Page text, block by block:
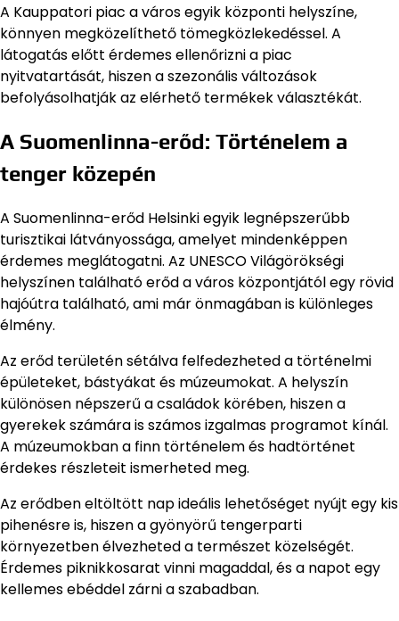
A Kauppatori piac a város egyik központi helyszíne,
könnyen megközelíthető tömegközlekedéssel. A
látogatás előtt érdemes ellenőrizni a piac
nyitvatartását, hiszen a szezonális változások
befolyásolhatják az elérhető termékek választékát.
A Suomenlinna-erőd: Történelem a
tenger közepén
A Suomenlinna-erőd Helsinki egyik legnépszerűbb
turisztikai látványossága, amelyet mindenképpen
érdemes meglátogatni. Az UNESCO Világörökségi
helyszínen található erőd a város központjától egy rövid
hajóútra található, ami már önmagában is különleges
élmény.
Az erőd területén sétálva felfedezheted a történelmi
épületeket, bástyákat és múzeumokat. A helyszín
különösen népszerű a családok körében, hiszen a
gyerekek számára is számos izgalmas programot kínál.
A múzeumokban a finn történelem és hadtörténet
érdekes részleteit ismerheted meg.
Az erődben eltöltött nap ideális lehetőséget nyújt egy kis
pihenésre is, hiszen a gyönyörű tengerparti
környezetben élvezheted a természet közelségét.
Érdemes piknikkosarat vinni magaddal, és a napot egy
kellemes ebéddel zárni a szabadban.